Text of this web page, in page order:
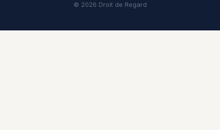
© 2026 Droit de Regard